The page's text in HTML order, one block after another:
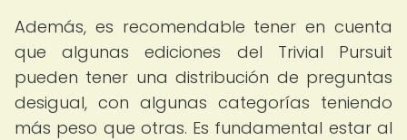
Además, es recomendable tener en cuenta
que algunas ediciones del Trivial Pursuit
pueden tener una distribución de preguntas
desigual, con algunas categorías teniendo
más peso que otras. Es fundamental estar al